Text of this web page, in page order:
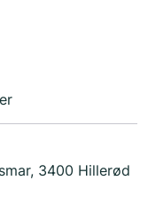
3400 Hillerød